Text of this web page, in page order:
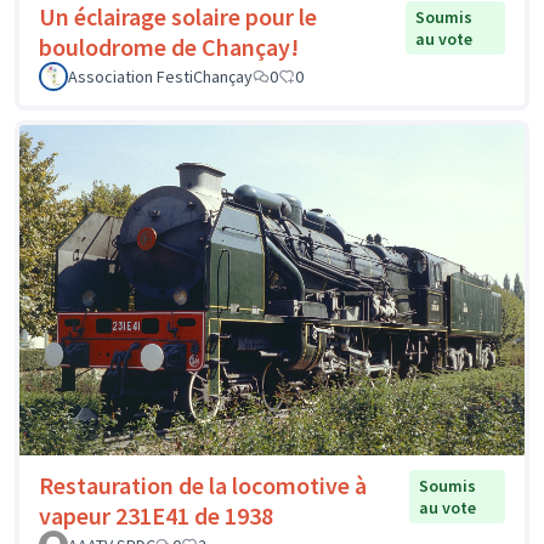
Un éclairage solaire pour le
boulodrome de Chançay!
Soumis
au vote
Association FestiChançay
0 0
Restauration de la locomotive à
vapeur 231E41 de 1938
Soumis
au vote